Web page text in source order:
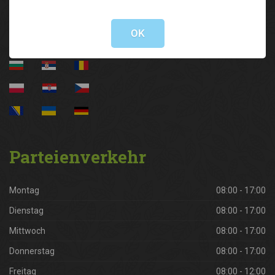
Parteienverkehr
Montag 08:00 - 17:00
Dienstag 08:00 - 17:00
Mittwoch 08:00 - 17:00
Donnerstag 08:00 - 17:00
Freitag 08:00 - 12:00
OK